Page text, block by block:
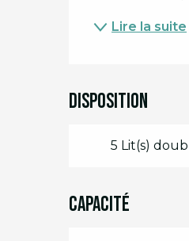
Lire la suite
Disposition
5 Lit(s)
Capacité